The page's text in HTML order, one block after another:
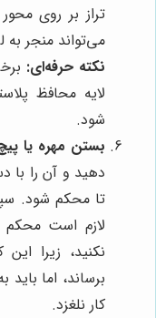
تراز بر روی
می‌تواند منجر
نکته حرفه‌ای:
لایه محافظ
شود.
بستن مهره یا
دهید و آن را
تا محکم شود.
لازم است
نکنید، زیرا
برساند، اما
کار نلغزد.